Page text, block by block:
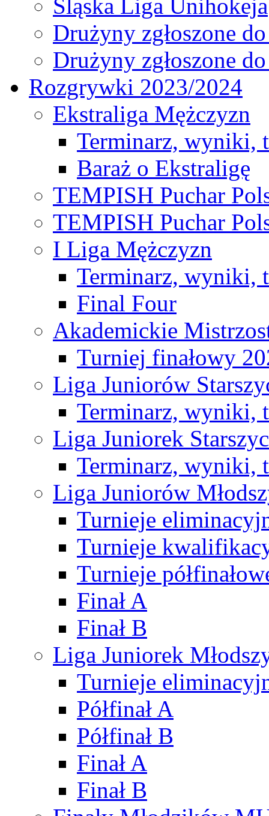
Śląska Liga Unihokeja
Drużyny zgłoszone
Drużyny zgłoszone
Rozgrywki 2023/2024
Ekstraliga Mężczyzn
Terminarz, wyniki,
Baraż o Ekstraligę
TEMPISH Puchar
TEMPISH Puchar
I Liga Mężczyzn
Terminarz, wyniki,
Final Four
Akademickie
Turniej finałowy
Liga Juniorów
Terminarz, wyniki,
Liga Juniorek
Terminarz, wyniki,
Liga Juniorów
Turnieje
Turnieje
Turnieje
Finał A
Finał B
Liga Juniorek
Turnieje
Półfinał A
Półfinał B
Finał A
Finał B